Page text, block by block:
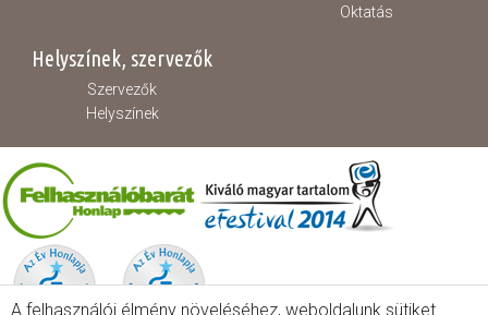
Oktatás
Helyszínek, szervezők
Szervezők
Helyszínek
A felhasználói élmény növeléséhez, weboldalunk sütiket